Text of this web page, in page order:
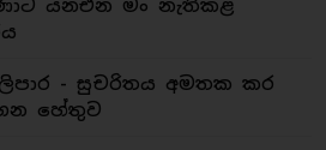
යනඑන මං නැතිකළ
- සුචරිතය අමතක කර
හේතුව